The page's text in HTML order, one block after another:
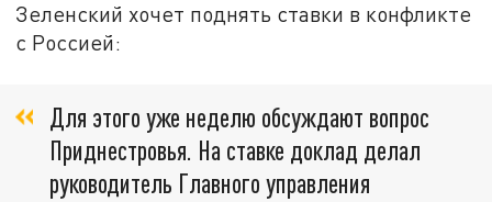
Зеленский хочет поднять ставки в конфликте
с Россией:
Для этого уже неделю обсуждают вопрос
Приднестровья. На ставке доклад делал
руководитель Главного управления